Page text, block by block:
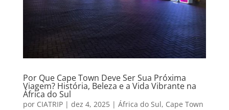
Por Que Cape Town Deve Ser Sua Próxima
Viagem? História, Beleza e a Vida Vibrante na
África do Sul
por CIATRIP| dez 4, 2025| África do Sul, Cape Town